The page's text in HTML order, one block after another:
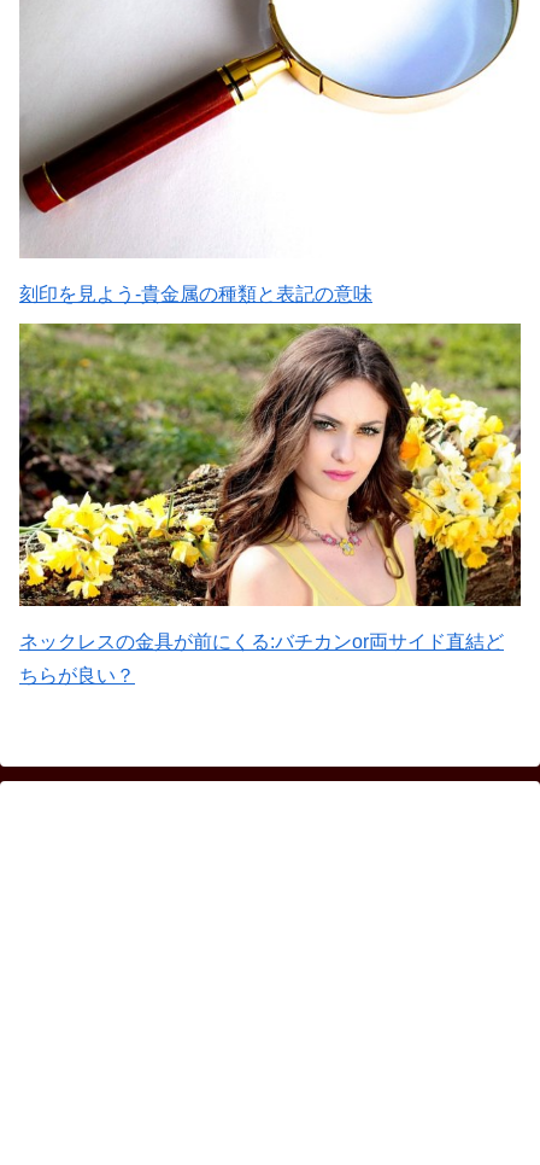
刻印を見よう-貴金属の種類と表記の意味
ネックレスの金具が前にくる:バチカンor両サイド直結ど
ちらが良い？